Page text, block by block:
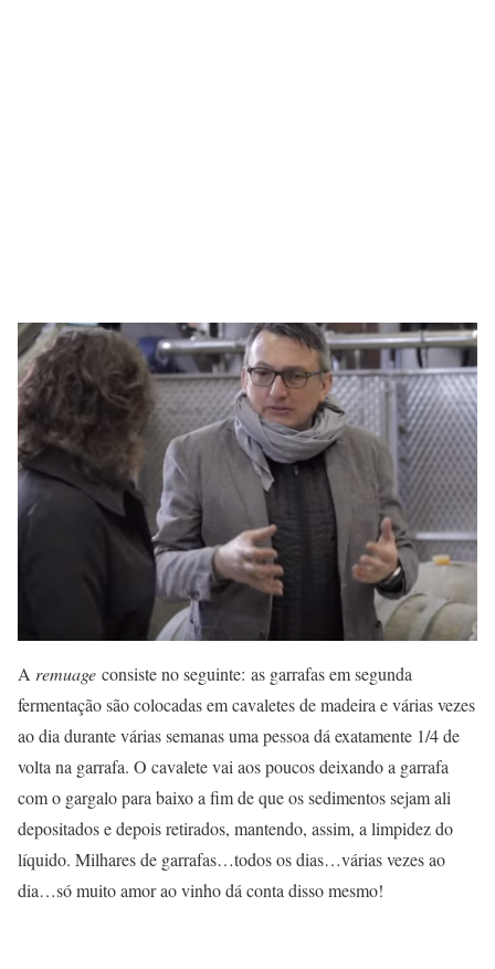
A remuage consiste no seguinte: as garrafas em segunda
fermentação são colocadas em cavaletes de madeira e várias vezes
ao dia durante várias semanas uma pessoa dá exatamente 1/4 de
volta na garrafa. O cavalete vai aos poucos deixando a garrafa
com o gargalo para baixo a fim de que os sedimentos sejam ali
depositados e depois retirados, mantendo, assim, a limpidez do
líquido. Milhares de garrafas…todos os dias…várias vezes ao
dia…só muito amor ao vinho dá conta disso mesmo!